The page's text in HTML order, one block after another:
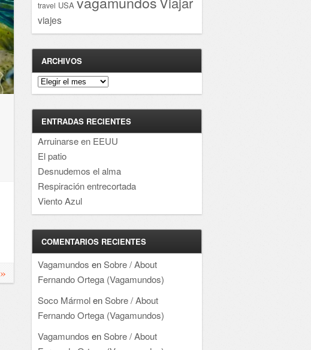
»
travel USA
viajes
ARCHIVOS
Archivos
ENTRADAS RECIENTES
Arruinarse en EEUU
El patio
Desnudemos el alma
Respiración entrecortada
Viento Azul
COMENTARIOS RECIENTES
Vagamundos enSobre / About
Fernando Ortega (Vagamundos)
Soco MármolenSobre / About
Fernando Ortega (Vagamundos)
Vagamundos enSobre / About